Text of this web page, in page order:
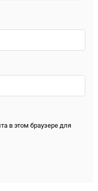
в этом браузере для